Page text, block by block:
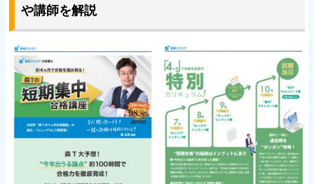
や講師を解説